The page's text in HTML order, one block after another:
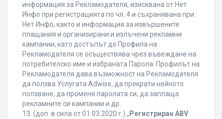
информация за Рекламодателя, изисквана от Нет
Инфо при регистрацията по чл. 4 и съхранявана при
Нет Инфо, както и информация за извършените
плащания и организирани и излъчени рекламни
кампании, като достъпът до Профила на
Рекламодателя се осъществява чрез въвеждане на
потребителско име и избраната Парола. Профилът на
Рекламодателя дава възможност на Рекламодателя
да ползва Услугата Adwise, да прекрати нейното
ползване, да променя паролата си, да заплаща
рекламните си кампании и др.
13. (доп. в сила от 01.03.2020 г.) „ Регистриран ABV